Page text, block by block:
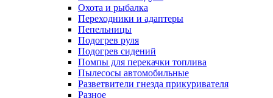
Охота и рыбалка
Переходники и адаптеры
Пепельницы
Подогрев руля
Подогрев сидений
Помпы для перекачки топлива
Пылесосы автомобильные
Разветвители гнезда прикуривателя
Разное